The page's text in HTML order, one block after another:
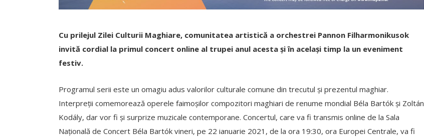
Cu prilejul Zilei Culturii Maghiare, comunitatea artistică a orchestrei Pannon Filharmonikusok
invită cordial la primul concert online al trupei anul acesta și în același timp la un eveniment
festiv.
Programul serii este un omagiu adus valorilor culturale comune din trecutul și prezentul maghiar.
Interpreții comemorează operele faimoșilor compozitori maghiari de renume mondial Béla Bartók și Zoltán
Kodály, dar vor fi și surprize muzicale contemporane. Concertul, care va fi transmis online de la Sala
Națională de Concert Béla Bartók vineri, pe 22 ianuarie 2021, de la ora 19:30, ora Europei Centrale, va fi